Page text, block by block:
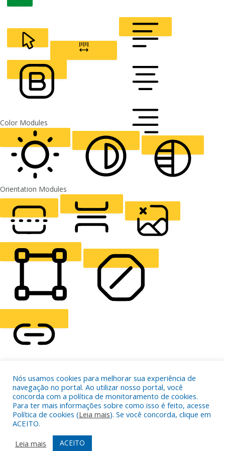
CURSOR
ALIGN TEXT
FONT WEIGHT
Color Modules
LIGHT CONTRAST HIGH CONTRAST
Orientation Modules
READING LINE READING MASK HIDE IMAGES
HIGHLIGHT CONTENT
HIGHLIGHT LINKS
RESET SETTINGS
Nós usamos cookies para melhorar sua experiência de
navegação no portal. Ao utilizar nosso portal, você
concorda com a política de monitoramento de cookies.
Para ter mais informações sobre como isso é feito, acesse
Política de cookies (Leia mais). Se você concorda, clique em
ACEITO.
Leia mais
ACEITO